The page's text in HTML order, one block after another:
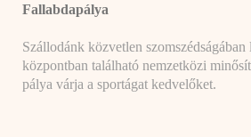
Fallabdapálya
Szállodánk közvetlen szomszédságában
központban található nemzetközi
pálya várja a sportágat kedvelőket.